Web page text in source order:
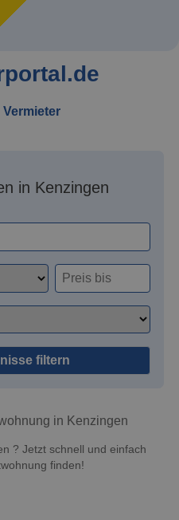
Vermieter
in Kenzingen
filtern
in Kenzingen
? Jetzt schnell und einfach
finden!